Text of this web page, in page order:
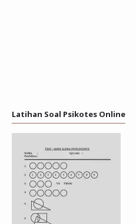
Latihan Soal Psikotes Online